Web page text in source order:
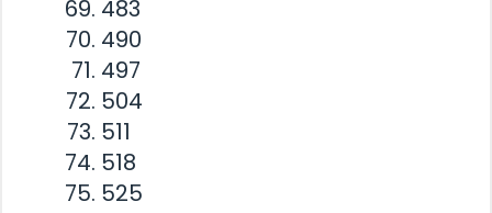
483
490
497
504
511
518
525